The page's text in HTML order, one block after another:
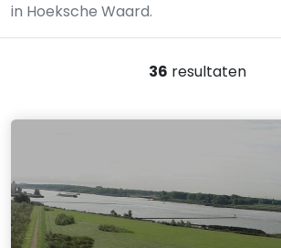
in Hoeksche Waard.
36 resultaten